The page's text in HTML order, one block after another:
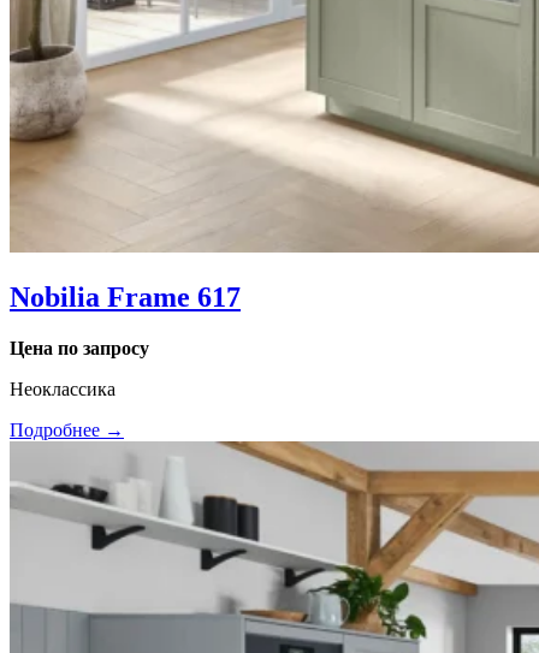
Nobilia Frame 617
Цена по запросу
Неоклассика
Подробнее →